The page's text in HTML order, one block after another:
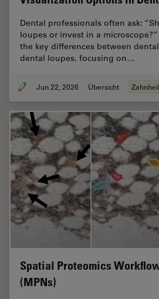
Dental professionals often ask:
loupes or invest in a
the key differences between
dental loupes, focusing on…
Jun 22, 2026 Übersicht
Spatial Proteomics
(MPNs)